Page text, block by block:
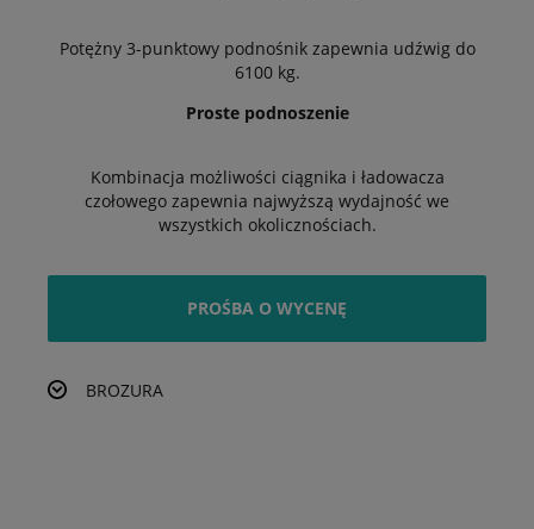
Potężny 3-punktowy podnośnik zapewnia udźwig do
6100 kg.
Proste podnoszenie
Kombinacja możliwości ciągnika i ładowacza
czołowego zapewnia najwyższą wydajność we
wszystkich okolicznościach.
PROŚBA O WYCENĘ
BROZURA